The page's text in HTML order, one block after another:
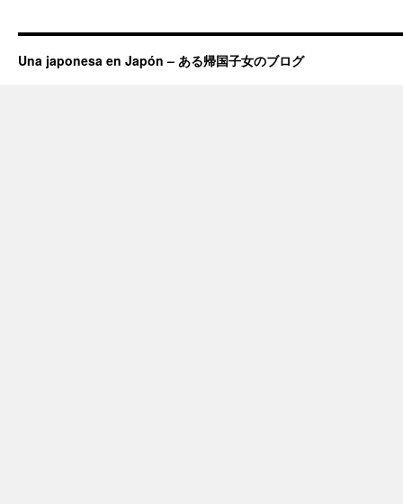
Una japonesa en Japón – ある帰国子女のブログ